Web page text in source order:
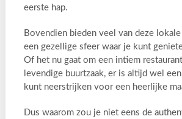
eerste hap.
Bovendien bieden veel van deze lokale
een gezellige sfeer waar je kunt
Of het nu gaat om een intiem
levendige buurtzaak, er is altijd wel
kunt neerstrijken voor een heerlijke
Dus waarom zou je niet eens de